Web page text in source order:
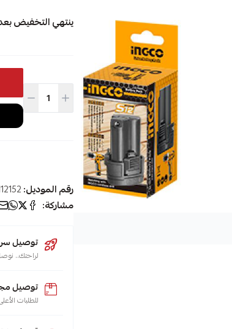
ينتهي التخفيض
رقم الموديل:
مشاركة:
توصيل سريع
لراحتك.. نوصل
توصيل
للطلبات الأعلى من 200 ريال لجميع